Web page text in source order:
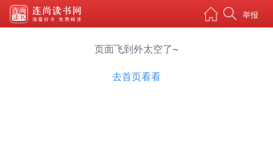
举报
页面飞到外太空了~
去首页看看